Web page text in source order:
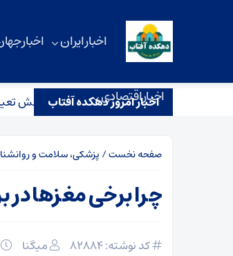
اخبار ایران اخبار
اخبار اقتصادی
اخبار امروز دهکده آفتاب
از احتمال پایان جنگ گفت/ نقش
صفحه نخست/ پزشکی، سلامت و
چرا برخی مغزها در
کد نوشته: 82884 میگنا